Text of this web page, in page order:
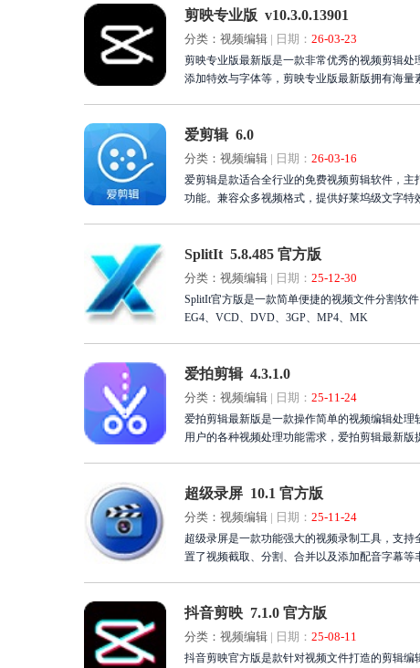
剪映专业版 v10.3.0.13901
分类：视频编辑 | 日期： 26-03-23
剪映专业版最新版是一款非常优秀的视频剪辑
添加特效与字体等，剪映专业版最新版拥有海
爱剪辑 6.0
分类：视频编辑 | 日期： 26-03-16
爱剪辑是款适合全行业的免费视频剪辑软件，
功能。兼容众多视频格式，提供好莱坞级文字
SplitIt 5.8.485 官方版
分类：视频编辑 | 日期： 25-12-30
SplitIt官方版是一款简单便捷的视频文件分割软
EG4、VCD、DVD、3GP、MP4、MK
爱拍剪辑 4.3.1.0
分类：视频编辑 | 日期： 25-11-24
爱拍剪辑最新版是一款操作简单的视频编辑处
用户的各种视频处理功能需求，爱拍剪辑最新
超级录屏 10.1 官方版
分类：视频编辑 | 日期： 25-11-24
超级录屏是一款功能强大的视频录制工具，支
置了视频截取、分割、合并以及添加配音字幕
抖音剪映 7.1.0 官方版
分类：视频编辑 | 日期： 25-08-11
抖音剪映官方版是款针对视频文件打造的剪辑